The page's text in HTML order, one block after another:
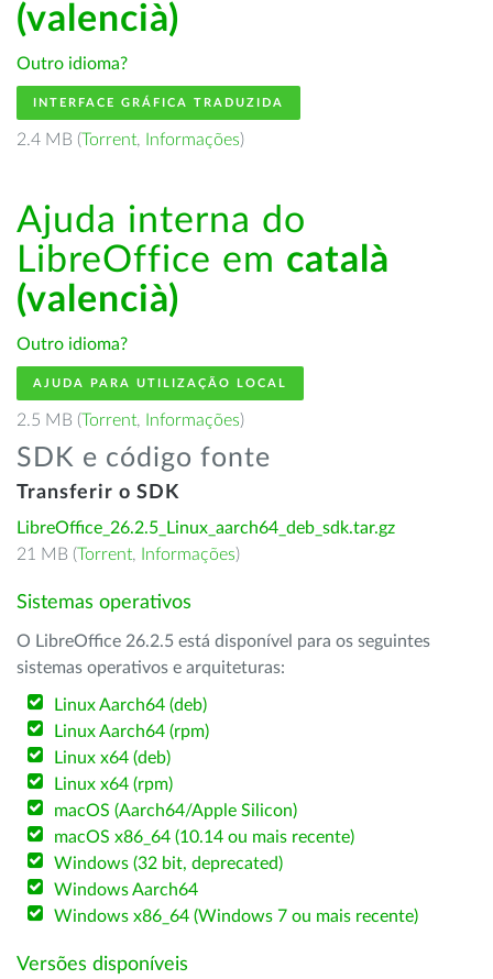
(valencià)
Outro idioma?
INTERFACE GRÁFICA TRADUZIDA
2.4 MB (Torrent, Informações)
Ajuda interna do
LibreOffice em català
(valencià)
Outro idioma?
AJUDA PARA UTILIZAÇÃO LOCAL
2.5 MB (Torrent, Informações)
SDK e código fonte
Transferir o SDK
LibreOffice_26.2.5_Linux_aarch64_deb_sdk.tar.gz
21 MB (Torrent, Informações)
Sistemas operativos
O LibreOffice 26.2.5 está disponível para os seguintes
sistemas operativos e arquiteturas:
Linux Aarch64 (deb)
Linux Aarch64 (rpm)
Linux x64 (deb)
Linux x64 (rpm)
macOS (Aarch64/Apple Silicon)
macOS x86_64 (10.14 ou mais recente)
Windows (32 bit, deprecated)
Windows Aarch64
Windows x86_64 (Windows 7 ou mais recente)
Versões disponíveis